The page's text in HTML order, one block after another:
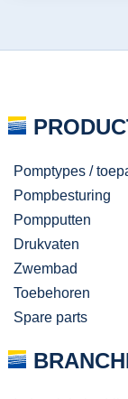
Pomptypes /
Pompbesturing
Pompputten
Drukvaten
Zwembad
Toebehoren
Spare parts